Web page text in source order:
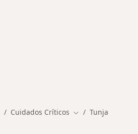
Cuidados Críticos Cambiar de ciudad
Tunja